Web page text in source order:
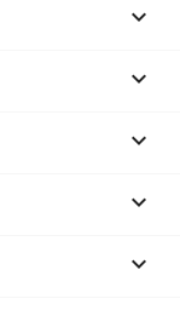




